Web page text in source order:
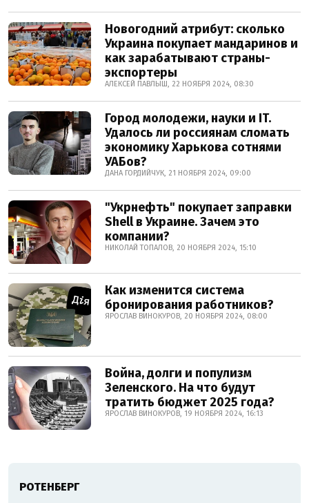
Новогодний атрибут: сколько
Украина покупает мандаринов и
как зарабатывают страны-
экспортеры
АЛЕКСЕЙ ПАВЛЫШ, 22 НОЯБРЯ 2024, 08:30
Город молодежи, науки и IT.
Удалось ли россиянам сломать
экономику Харькова сотнями
УАБов?
ДАНА ГОРДИЙЧУК, 21 НОЯБРЯ 2024, 09:00
"Укрнефть" покупает заправки
Shell в Украине. Зачем это
компании?
НИКОЛАЙ ТОПАЛОВ, 20 НОЯБРЯ 2024, 15:10
Как изменится система
бронирования работников?
ЯРОСЛАВ ВИНОКУРОВ, 20 НОЯБРЯ 2024, 08:00
Война, долги и популизм
Зеленского. На что будут
тратить бюджет 2025 года?
ЯРОСЛАВ ВИНОКУРОВ, 19 НОЯБРЯ 2024, 16:13
РОТЕНБЕРГ